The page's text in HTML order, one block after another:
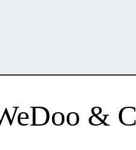
&